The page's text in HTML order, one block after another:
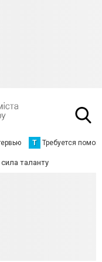
Т Требуется
таланту